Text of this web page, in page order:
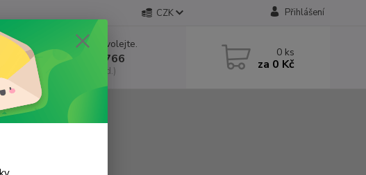
CZK Přihlášení
Nevíte si rady? Zavolejte.
+420 602 552 766
(Po-Pá, 6:30-15 hod.)
0 ks
za 0 Kč